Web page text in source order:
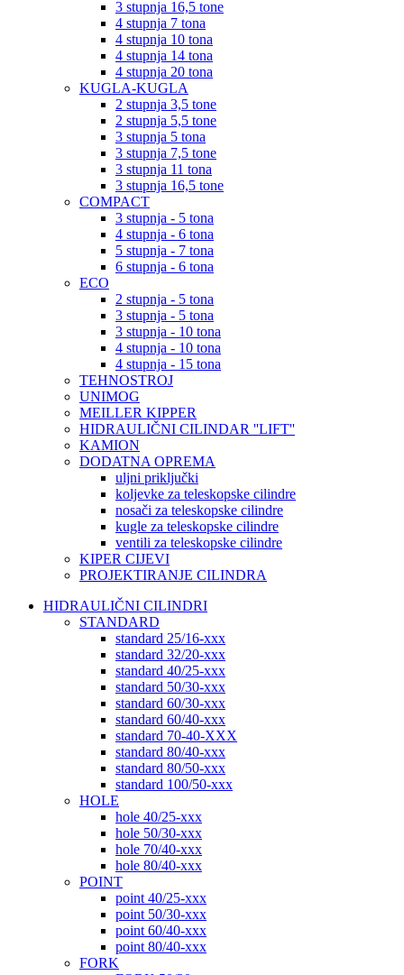
3 stupnja 16,5 tone
4 stupnja 7 tona
4 stupnja 10 tona
4 stupnja 14 tona
4 stupnja 20 tona
KUGLA-KUGLA
2 stupnja 3,5 tone
2 stupnja 5,5 tone
3 stupnja 5 tona
3 stupnja 7,5 tone
3 stupnja 11 tona
3 stupnja 16,5 tone
COMPACT
3 stupnja - 5 tona
4 stupnja - 6 tona
5 stupnja - 7 tona
6 stupnja - 6 tona
ECO
2 stupnja - 5 tona
3 stupnja - 5 tona
3 stupnja - 10 tona
4 stupnja - 10 tona
4 stupnja - 15 tona
TEHNOSTROJ
UNIMOG
MEILLER KIPPER
HIDRAULIČNI CILINDAR ''LIFT''
KAMION
DODATNA OPREMA
uljni priključki
koljevke za teleskopske cilindre
nosači za teleskopske cilindre
kugle za teleskopske cilindre
ventili za teleskopske cilindre
KIPER CIJEVI
PROJEKTIRANJE CILINDRA
HIDRAULIČNI CILINDRI
STANDARD
standard 25/16-xxx
standard 32/20-xxx
standard 40/25-xxx
standard 50/30-xxx
standard 60/30-xxx
standard 60/40-xxx
standard 70-40-XXX
standard 80/40-xxx
standard 80/50-xxx
standard 100/50-xxx
HOLE
hole 40/25-xxx
hole 50/30-xxx
hole 70/40-xxx
hole 80/40-xxx
POINT
point 40/25-xxx
point 50/30-xxx
point 60/40-xxx
point 80/40-xxx
FORK